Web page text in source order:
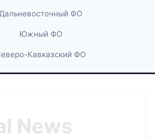
ФО
Южный ФО
Кавказский ФО
News